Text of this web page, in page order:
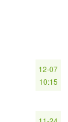
12-07
10:15